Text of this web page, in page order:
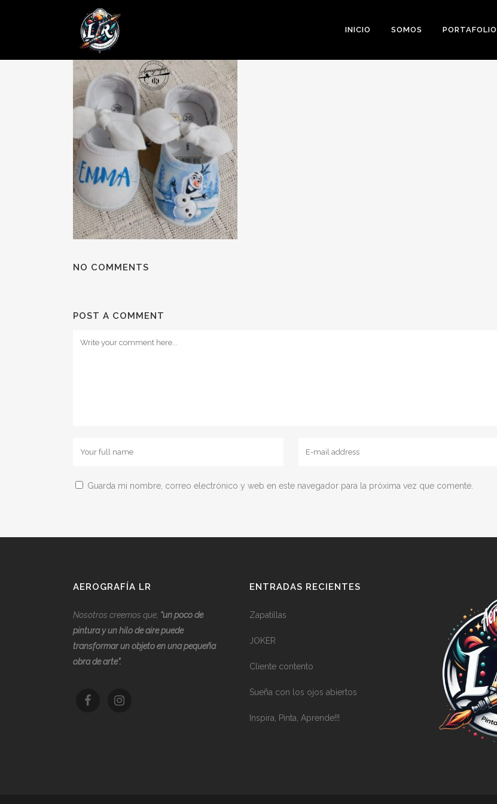
INICIO SOMOS PORTAFOLIO
05 JUN
Posted at 09:07h
NO COMMENTS
POST A COMMENT
Guarda mi nombre, correo electrónico y web en este navegador para la próxima vez que comente.
AEROGRAFÍA LR
Nosotros creemos que, “un poco de
pintura y un hilo de aire puede
transformar un objeto en una pequeña
obra de arte”.
ENTRADAS RECIENTES
Zapatillas
JOKER
Cliente contento
Sueña con los ojos abiertos
Inspira, Pinta, Aprende!!!